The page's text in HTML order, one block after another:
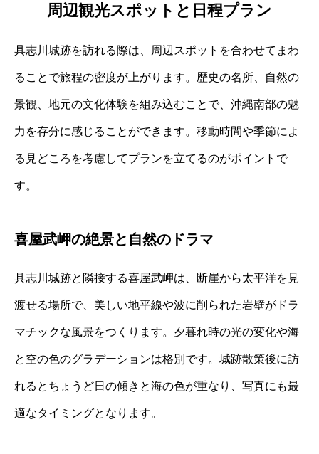
周辺観光スポットと日程プラン
具志川城跡を訪れる際は、周辺スポットを合わせてまわ
ることで旅程の密度が上がります。歴史の名所、自然の
景観、地元の文化体験を組み込むことで、沖縄南部の魅
力を存分に感じることができます。移動時間や季節によ
る見どころを考慮してプランを立てるのがポイントで
す。
喜屋武岬の絶景と自然のドラマ
具志川城跡と隣接する喜屋武岬は、断崖から太平洋を見
渡せる場所で、美しい地平線や波に削られた岩壁がドラ
マチックな風景をつくります。夕暮れ時の光の変化や海
と空の色のグラデーションは格別です。城跡散策後に訪
れるとちょうど日の傾きと海の色が重なり、写真にも最
適なタイミングとなります。